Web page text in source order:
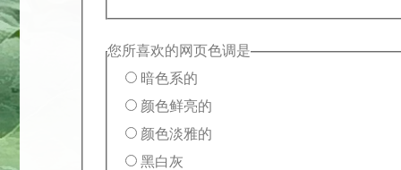
您所喜欢的网页色调是
暗色系的
颜色鲜亮的
颜色淡雅的
黑白灰